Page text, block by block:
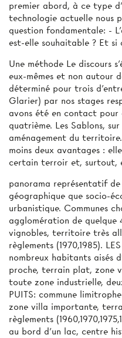
premier abord, à ce type
technologie actuelle nous
question fondamentale: -
est-elle souhaitable ? Et si
Une méthode Le discours
eux-mêmes et non autour
déterminé pour trois
Glarier) par nos stages
avons été en contact
quatrième. Les Sablons,
aménagement du
moins deux avantages :
certain terroir et, surtout,
panorama représentatif
géographique que socio-
urbanistique. Communes
agglomération de
vignobles, territoire très
règlements (1970,1985).
nombreux habitants aisés
proche, terrain plat, zone
toute zone industrielle,
PUITS: commune
zone villa importante,
règlements
au bord d'un lac, centre